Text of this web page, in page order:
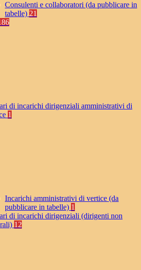
Consulenti e collaboratori (da pubblicare in
tabelle) 21
di incarichi dirigenziali amministrativi di
1
Incarichi amministrativi di vertice (da
pubblicare in tabelle) 1
di incarichi dirigenziali (dirigenti non
12